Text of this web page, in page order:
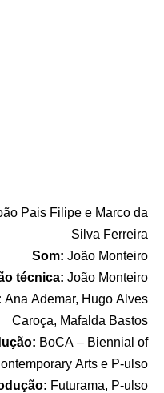
Pais Filipe e Marco da
Silva Ferreira
Som: João Monteiro
técnica: João Monteiro
Ana Ademar, Hugo Alves
Caroça, Mafalda Bastos
BoCA – Biennial of
Arts e P-ulso
Futurama, P-ulso